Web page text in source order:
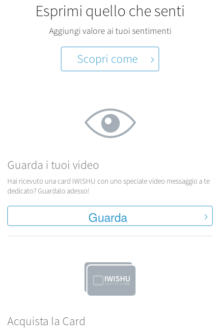
Esprimi quello che senti
Aggiungi valore ai tuoi sentimenti
Scopri come
Guarda i tuoi video
Hai ricevuto una card IWISHU con uno speciale video messaggio a te
dedicato? Guardalo adesso!
Guarda
Acquista la Card